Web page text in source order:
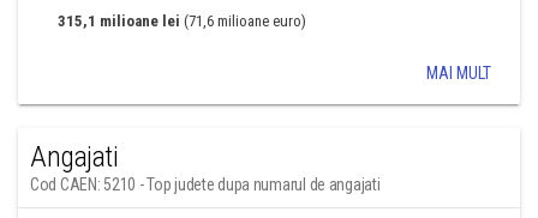
315,1 milioane lei (71,6 milioane euro)
MAI MULT
Angajati
Cod CAEN: 5210 - Top judete dupa numarul de angajati